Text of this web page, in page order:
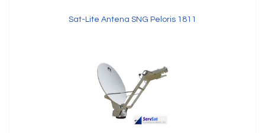
Sat-Lite Antena SNG Peloris 1811